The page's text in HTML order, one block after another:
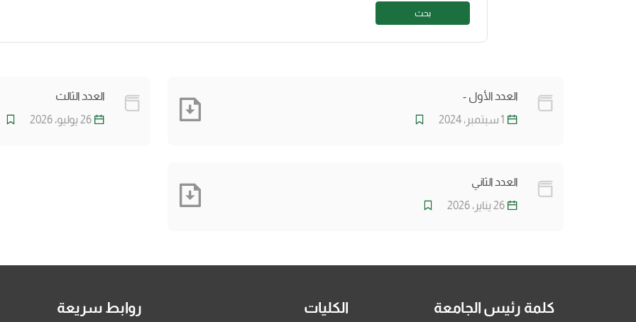
بحث
العدد الأول -
1 سبتمبر، 2024
العدد الثالث
26 يوليو، 2026
العدد الثاني
26 يناير، 2026
كلمة رئيس الجامعة الكليات روابط سريعة